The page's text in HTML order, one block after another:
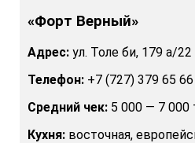
«Форт Верный»
Адрес: ул. Толе би, 179 а/22
Телефон: +7 (727) 379 65 66
Средний чек: 5 000 — 7 000
Кухня: восточная,